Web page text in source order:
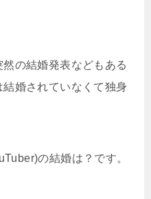
の結婚発表などもある
婚されていなくて独身
の結婚は？です。